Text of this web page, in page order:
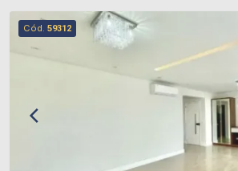
acesso para principais vias do Vale. Vamos
agendar uma visita?
Cód. 59312